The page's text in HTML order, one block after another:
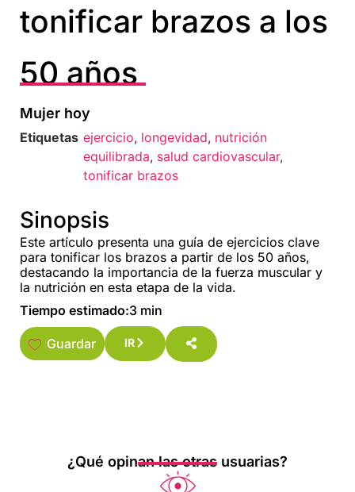
tonificar brazos a los
50 años
Mujer hoy
Etiquetas ejercicio, longevidad, nutrición
equilibrada, salud cardiovascular,
tonificar brazos
Sinopsis
Este artículo presenta una guía de ejercicios clave
para tonificar los brazos a partir de los 50 años,
destacando la importancia de la fuerza muscular y
la nutrición en esta etapa de la vida.
Tiempo estimado:3 min
Guardar IR
¿Qué opinan las otras usuarias?